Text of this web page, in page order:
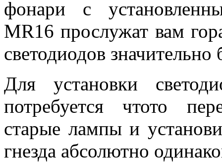
фонари с
MR16 прослужат вам
светодиодов значительно
Для установки
потребуется чтото
старые лампы и
гнезда абсолютно